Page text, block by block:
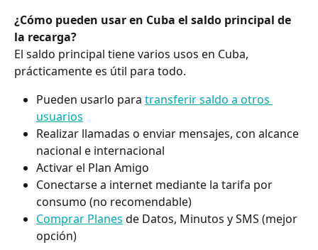
¿Cómo pueden usar en Cuba el saldo principal de
la recarga?
El saldo principal tiene varios usos en Cuba,
prácticamente es útil para todo.
Pueden usarlo para transferir saldo a otros
usuarios
Realizar llamadas o enviar mensajes, con alcance
nacional e internacional
Activar el Plan Amigo
Conectarse a internet mediante la tarifa por
consumo (no recomendable)
Comprar Planes de Datos, Minutos y SMS (mejor
opción)